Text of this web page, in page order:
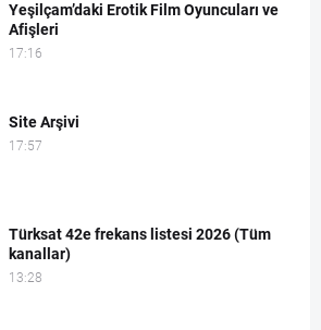
Yeşilçam’daki Erotik Film Oyuncuları ve
Afişleri
17:16
Site Arşivi
17:57
Türksat 42e frekans listesi 2026 (Tüm
kanallar)
13:28